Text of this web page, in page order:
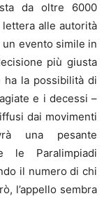
da oltre 6000
alle autorità
evento simile in
più giusta
ha la possibilità di
e i decessi –
dai movimenti
una pesante
le Paralimpiadi
il numero di chi
l’appello sembra